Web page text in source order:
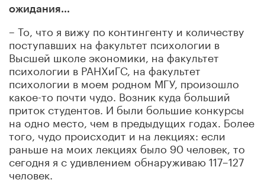
ожидания...
– То, что я вижу по контингенту и количеству
поступавших на факультет психологии в
Высшей школе экономики, на факультет
психологии в РАНХиГС, на факультет
психологии в моем родном МГУ, произошло
какое-то почти чудо. Возник куда больший
приток студентов. И были большие конкурсы
на одно место, чем в предыдущих годах. Более
того, чудо происходит и на лекциях: если
раньше на моих лекциях было 90 человек, то
сегодня я с удивлением обнаруживаю 117–127
человек.